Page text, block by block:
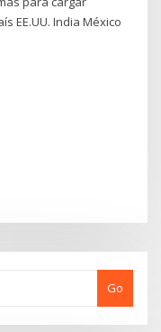
EE.UU. India México
Go